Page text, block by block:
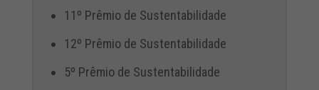
11º Prêmio de Sustentabilidade
12º Prêmio de Sustentabilidade
5º Prêmio de Sustentabilidade